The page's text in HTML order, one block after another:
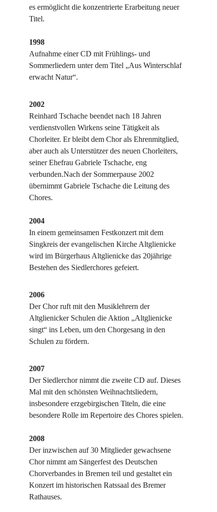
es ermöglicht die konzentrierte Erarbeitung neuer
Titel.
1998
Aufnahme einer CD mit Frühlings- und
Sommerliedern unter dem Titel „Aus Winterschlaf
erwacht Natur“.
2002
Reinhard Tschache beendet nach 18 Jahren
verdienstvollen Wirkens seine Tätigkeit als
Chorleiter. Er bleibt dem Chor als Ehrenmitglied,
aber auch als Unterstützer des neuen Chorleiters,
seiner Ehefrau Gabriele Tschache, eng
verbunden.Nach der Sommerpause 2002
übernimmt Gabriele Tschache die Leitung des
Chores.
2004
In einem gemeinsamen Festkonzert mit dem
Singkreis der evangelischen Kirche Altglie­nicke
wird im Bürgerhaus Altglienicke das 20jährige
Bestehen des Siedlerchores gefeiert.
2006
Der Chor ruft mit den Musiklehrern der
Altglienicker Schulen die Aktion „Altglienicke
singt“ ins Leben, um den Chorgesang in den
Schulen zu fördern.
2007
Der Siedlerchor nimmt die zweite CD auf. Dieses
Mal mit den schönsten Weihnachtsliedern,
insbesondere erzgebirgischen Titeln, die eine
besondere Rolle im Repertoire des Chores spielen.
2008
Der inzwischen auf 30 Mitglieder gewachsene
Chor nimmt am Sängerfest des Deutschen
Chorverbandes in Bremen teil und gestaltet ein
Konzert im historischen Ratssaal des Bremer
Rathauses.